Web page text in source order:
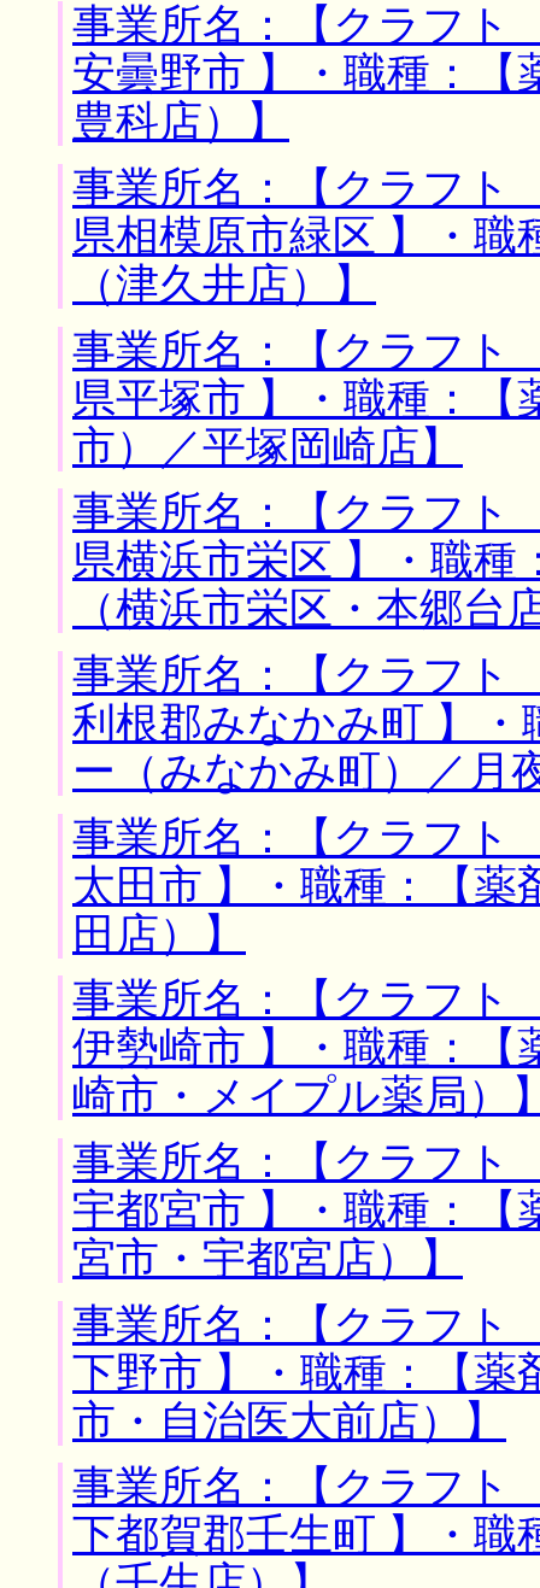
事業所名：【クラフ
安曇野市 】・職種：
豊科店）】
事業所名：【クラフ
県相模原市緑区 】・
（津久井店）】
事業所名：【クラフ
県平塚市 】・職種：
市）／平塚岡崎店】
事業所名：【クラフ
県横浜市栄区 】・職
（横浜市栄区・本郷台
事業所名：【クラフ
利根郡みなかみ町 】
ー（みなかみ町）／月
事業所名：【クラフ
太田市 】・職種：【
田店）】
事業所名：【クラフ
伊勢崎市 】・職種：
崎市・メイプル薬局）
事業所名：【クラフ
宇都宮市 】・職種：
宮市・宇都宮店）】
事業所名：【クラフ
下野市 】・職種：【
市・自治医大前店）】
事業所名：【クラフ
下都賀郡壬生町 】・